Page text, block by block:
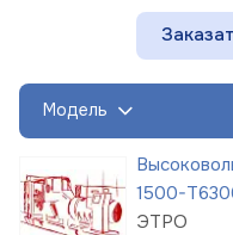
Модель
1500-
ЭТРО